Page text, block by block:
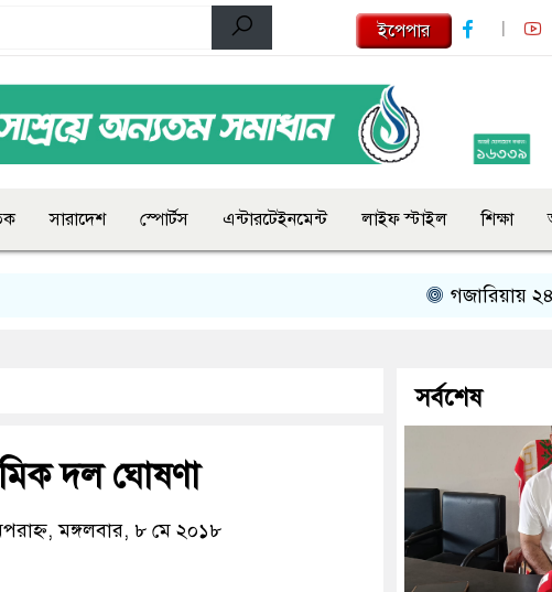
ইপেপার
সারাদেশ স্পোর্টস এন্টারটেইনমেন্ট লাইফ স্টাইল শিক্ষা
গজারিয়ায় ২৪
দল ঘোষণা
মঙ্গলবার, ৮ মে ২০১৮
সর্বশেষ